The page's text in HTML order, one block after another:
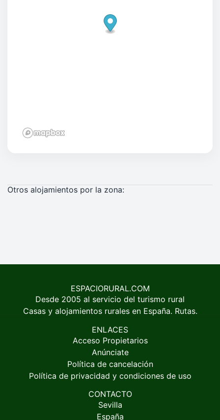
Otros alojamientos por la zona:
ESPACIORURAL.COM
Desde 2005 al servicio del turismo rural
Casas y alojamientos rurales en España. Rutas.
ENLACES
Acceso Propietarios
Anúnciate
Política de cancelación
Política de privacidad y condiciones de uso
CONTACTO
Sevilla
España